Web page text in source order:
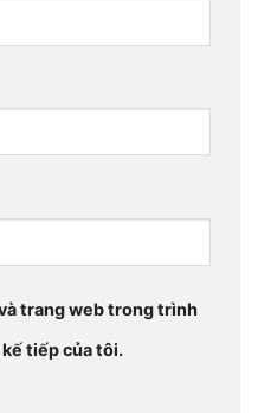
trang web trong trình
tiếp của tôi.